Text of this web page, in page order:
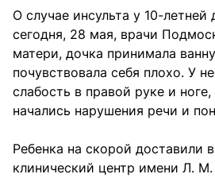
О случае инсульта у 10-
сегодня, 28 мая, врачи
матери, дочка принимала
почувствовала себя плохо. У
слабость в правой руке и
начались нарушения речи и
Ребенка на скорой доставили
клинический центр имени Л.